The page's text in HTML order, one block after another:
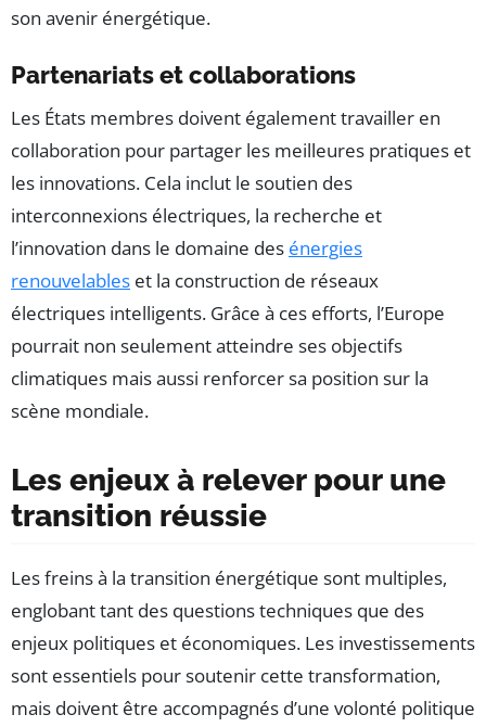
son avenir énergétique.
Partenariats et collaborations
Les États membres doivent également travailler en
collaboration pour partager les meilleures pratiques et
les innovations. Cela inclut le soutien des
interconnexions électriques, la recherche et
l’innovation dans le domaine des énergies
renouvelables et la construction de réseaux
électriques intelligents. Grâce à ces efforts, l’Europe
pourrait non seulement atteindre ses objectifs
climatiques mais aussi renforcer sa position sur la
scène mondiale.
Les enjeux à relever pour une
transition réussie
Les freins à la transition énergétique sont multiples,
englobant tant des questions techniques que des
enjeux politiques et économiques. Les investissements
sont essentiels pour soutenir cette transformation,
mais doivent être accompagnés d’une volonté politique